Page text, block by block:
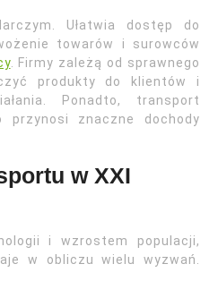
Ułatwia dostęp do
towarów i surowców
. Firmy zależą od sprawnego
produkty do klientów i
Ponadto, transport
przynosi znaczne dochody
w XXI
i wzrostem populacji,
w obliczu wielu wyzwań.